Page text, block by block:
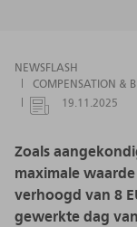
NEWSFLASH
COMPENSATION &
19.11.2025
Zoals
maximale
verhoogd van 8
gewerkte dag